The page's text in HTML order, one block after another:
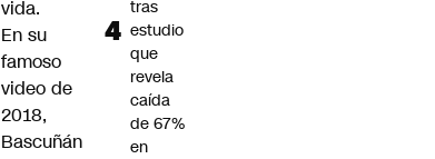
vida.
En su
famoso
video de
2018,
Bascuñán
tras
estudio
que
revela
caída
de 67%
en